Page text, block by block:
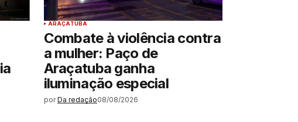
ARAÇATUBA
Combate à violência contra
a mulher: Paço de
Araçatuba ganha
iluminação especial
por Da redação08/08/2026